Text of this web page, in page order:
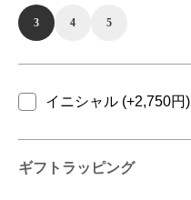
3 4 5
イニシャル (+2,750円)
ギフトラッピング